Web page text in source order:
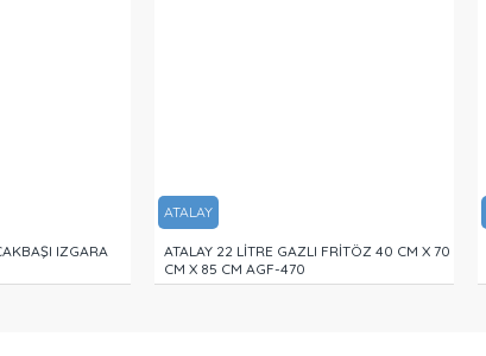
IZGARA
ATALAY
ATALAY 22 LİTRE GAZLI FRİTÖZ 40 CM X 70
CM X 85 CM AGF-470